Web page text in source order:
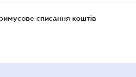
списання коштів